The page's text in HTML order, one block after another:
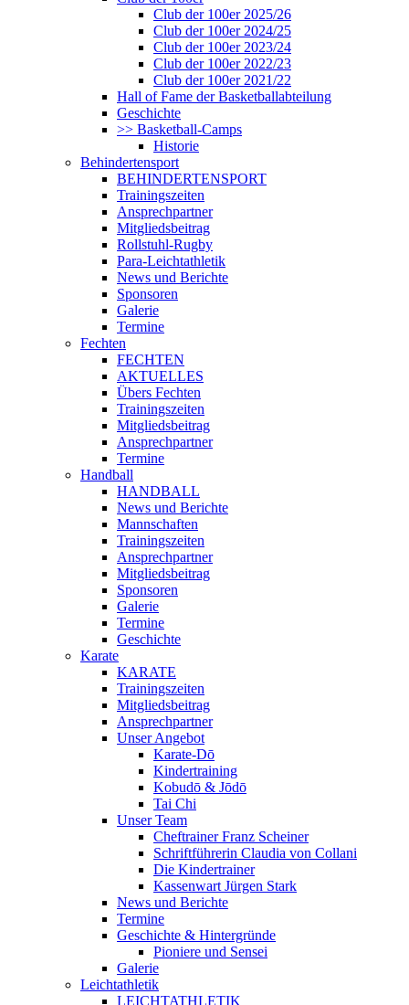
Club der 100er 2025/26
Club der 100er 2024/25
Club der 100er 2023/24
Club der 100er 2022/23
Club der 100er 2021/22
Hall of Fame der Basketballabteilung
Geschichte
>> Basketball-Camps
Historie
Behindertensport
BEHINDERTENSPORT
Trainingszeiten
Ansprechpartner
Mitgliedsbeitrag
Rollstuhl-Rugby
Para-Leichtathletik
News und Berichte
Sponsoren
Galerie
Termine
Fechten
FECHTEN
AKTUELLES
Übers Fechten
Trainingszeiten
Mitgliedsbeitrag
Ansprechpartner
Termine
Handball
HANDBALL
News und Berichte
Mannschaften
Trainingszeiten
Ansprechpartner
Mitgliedsbeitrag
Sponsoren
Galerie
Termine
Geschichte
Karate
KARATE
Trainingszeiten
Mitgliedsbeitrag
Ansprechpartner
Unser Angebot
Karate-Dō
Kindertraining
Kobudō & Jōdō
Tai Chi
Unser Team
Cheftrainer Franz Scheiner
Schriftführerin Claudia von Collani
Die Kindertrainer
Kassenwart Jürgen Stark
News und Berichte
Termine
Geschichte & Hintergründe
Pioniere und Sensei
Galerie
Leichtathletik
LEICHTATHLETIK